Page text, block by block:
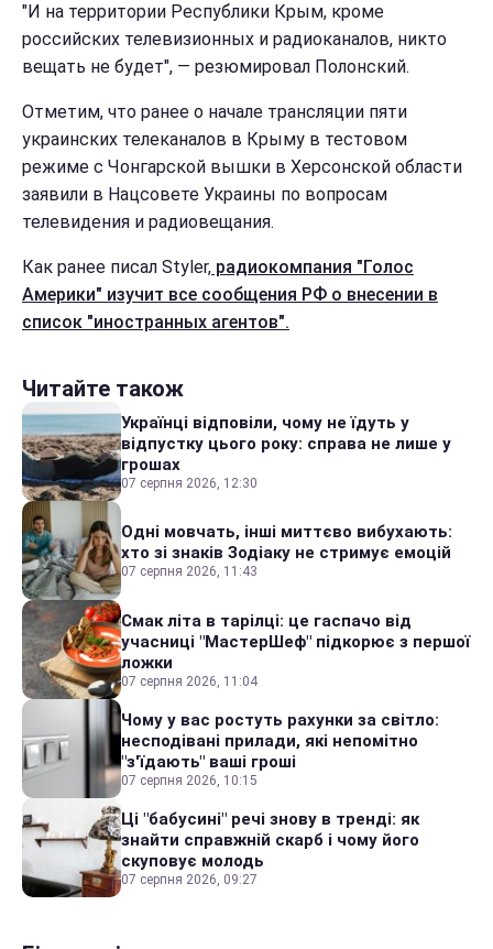
"И на территории Республики Крым, кроме
российских телевизионных и радиоканалов, никто
вещать не будет", — резюмировал Полонский.
Отметим, что ранее о начале трансляции пяти
украинских телеканалов в Крыму в тестовом
режиме с Чонгарской вышки в Херсонской области
заявили в Нацсовете Украины по вопросам
телевидения и радиовещания.
Как ранее писал Styler, радиокомпания "Голос
Америки" изучит все сообщения РФ о внесении в
список "иностранных агентов".
Читайте також
Українці відповіли, чому не їдуть у
відпустку цього року: справа не лише у
грошах
07 серпня 2026, 12:30
Одні мовчать, інші миттєво вибухають:
хто зі знаків Зодіаку не стримує емоцій
07 серпня 2026, 11:43
Смак літа в тарілці: це гаспачо від
учасниці "МастерШеф" підкорює з першої
ложки
07 серпня 2026, 11:04
Чому у вас ростуть рахунки за світло:
несподівані прилади, які непомітно
"з'їдають" ваші гроші
07 серпня 2026, 10:15
Ці "бабусині" речі знову в тренді: як
знайти справжній скарб і чому його
скуповує молодь
07 серпня 2026, 09:27